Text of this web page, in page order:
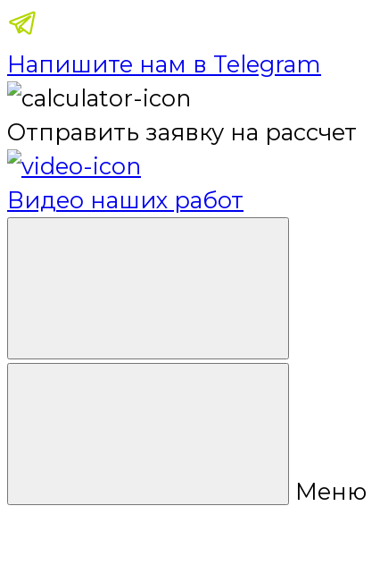
Напишите нам в Telegram
Отправить заявку на рассчет
Видео наших работ
Меню